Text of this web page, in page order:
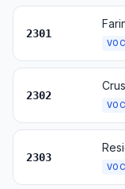
2301
2302
2303